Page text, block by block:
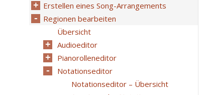
Erstellen eines Song-Arrangements
Regionen bearbeiten
Übersicht
Audioeditor
Pianorolleneditor
Notationseditor
Notationseditor – Übersicht